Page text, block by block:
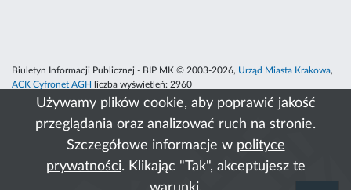
Używamy plików cookie, aby poprawić jakość
przeglądania oraz analizować ruch na stronie.
Szczegółowe informacje w polityce
prywatności. Klikając "Tak", akceptujesz te
Biuletyn Informacji Publicznej - BIP MK © 2003-2026, Urząd Miasta Krakowa,
ACK Cyfronet AGH
liczba wyświetleń: 2960